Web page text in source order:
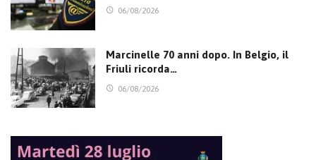
06/08/2026
Marcinelle 70 anni dopo. In Belgio, il
Friuli ricorda…
06/08/2026